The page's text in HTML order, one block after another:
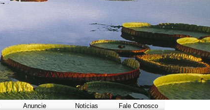
Anuncie Noticias Fale Conosco